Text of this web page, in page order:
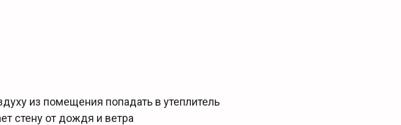
из помещения попадать в утеплитель
стену от дождя и ветра